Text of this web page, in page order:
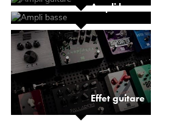
Ampli basse
Effet guitare